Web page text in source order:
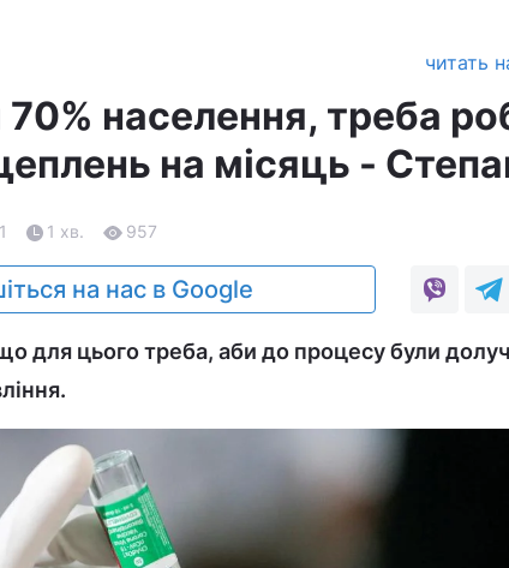
читать
населення, треба
на місяць -
1 хв. 957
на нас в Google
для цього треба, аби до процесу були